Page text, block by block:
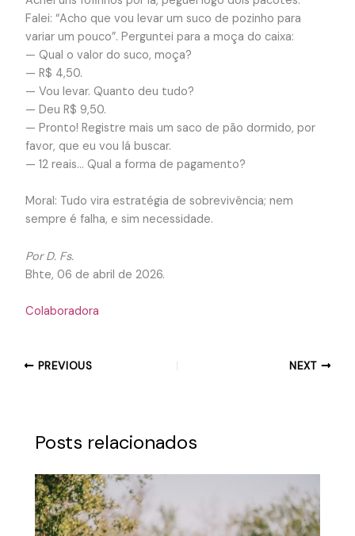
Falei: “Acho que vou levar um suco de pozinho para
variar um pouco”. Perguntei para a moça do caixa:
— Qual o valor do suco, moça?
— R$ 4,50.
— Vou levar. Quanto deu tudo?
— Deu R$ 9,50.
— Pronto! Registre mais um saco de pão dormido, por
favor, que eu vou lá buscar.
— 12 reais… Qual a forma de pagamento?
Moral: Tudo vira estratégia de sobrevivência; nem
sempre é falha, e sim necessidade.
Por D. Fs.
Bhte, 06 de abril de 2026.
Colaboradora
PREVIOUS NEXT
Posts relacionados